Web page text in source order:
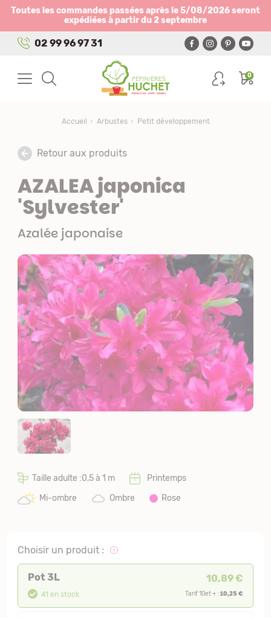
Toutes les commandes passées après le 5/08/2026 seront
expédiées à partir du 2 septembre
02 99 96 97 31
0
Accueil Arbustes Petit développement
Retour aux produits
AZALEA japonica
'Sylvester'
Azalée japonaise
Taille adulte :0,5 à 1 m
Printemps
Mi-ombre
Ombre Rose
Choisir un produit :
Pot 3L 10,89 €
41 en stock Tarif 10et + :10,25 €
Panneau de gestion des cookies